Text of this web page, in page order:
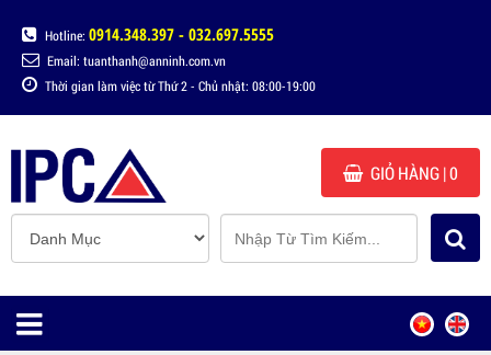
Hotline: 0914.348.397 - 032.697.5555
Email: tuanthanh@anninh.com.vn
Thời gian làm việc từ Thứ 2 - Chủ nhật: 08:00-19:00
GIỎ HÀNG| 0